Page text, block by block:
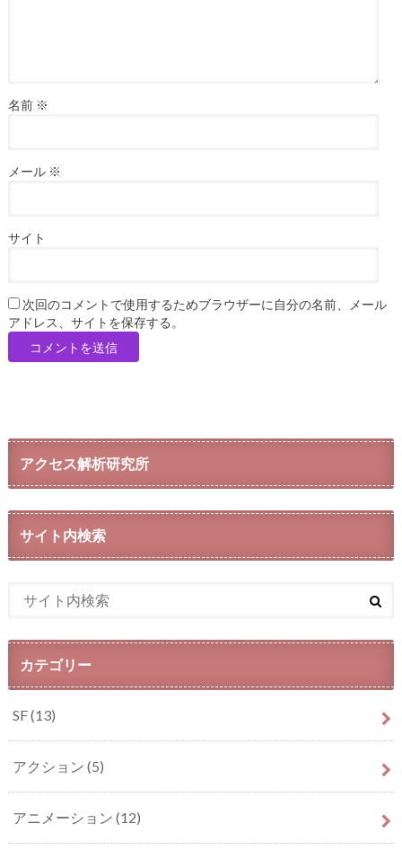
名前 ※
メール ※
サイト
次回のコメントで使用するためブラウザーに自分の名前、メール
アドレス、サイトを保存する。
アクセス解析研究所
サイト内検索
カテゴリー
SF(13)
アクション (5)
アニメーション (12)